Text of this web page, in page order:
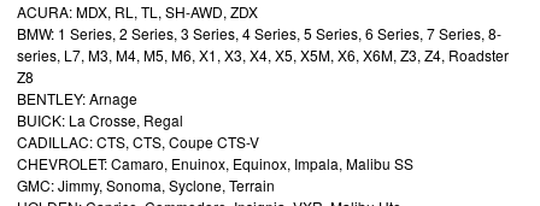
ACURA: MDX, RL, TL, SH-AWD, ZDX
BMW: 1 Series, 2 Series, 3 Series, 4 Series, 5 Series, 6 Series, 7 Series, 8-
series, L7, M3, M4, M5, M6, X1, X3, X4, X5, X5M, X6, X6M, Z3, Z4, Roadster
Z8
BENTLEY: Arnage
BUICK: La Crosse, Regal
CADILLAC: CTS, CTS, Coupe CTS-V
CHEVROLET: Camaro, Enuinox, Equinox, Impala, Malibu SS
GMC: Jimmy, Sonoma, Syclone, Terrain